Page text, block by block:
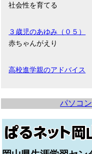
社会性を育てる
３歳児のあゆみ（０５）
赤ちゃんがえり
高校進学親のアドバイス
パソコ